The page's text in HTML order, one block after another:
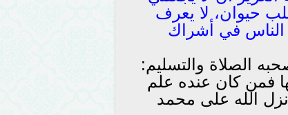
حيوان، لا يعرف
الناس في أشراك
الصلاة والتسليم:
فمن كان عنده علم
الله على محمد